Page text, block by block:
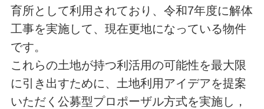
育所として利用されており、令和7年度に解体
工事を実施して、現在更地になっている物件
です。
これらの土地が持つ利活用の可能性を最大限
に引き出すために、土地利用アイデアを提案
いただく公募型プロポーザル方式を実施し，